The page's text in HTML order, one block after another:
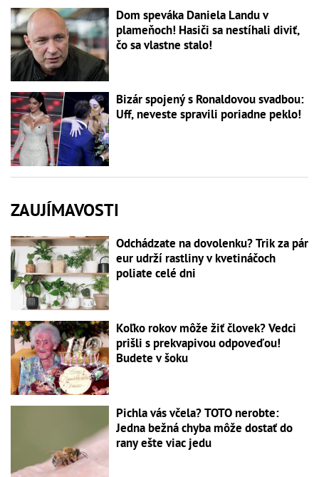
Dom speváka Daniela Landu v
plameňoch! Hasiči sa nestíhali diviť,
čo sa vlastne stalo!
Bizár spojený s Ronaldovou svadbou:
Uff, neveste spravili poriadne peklo!
ZAUJÍMAVOSTI
Odchádzate na dovolenku? Trik za pár
eur udrží rastliny v kvetináčoch
poliate celé dni
Koľko rokov môže žiť človek? Vedci
prišli s prekvapivou odpoveďou!
Budete v šoku
Pichla vás včela? TOTO nerobte:
Jedna bežná chyba môže dostať do
rany ešte viac jedu